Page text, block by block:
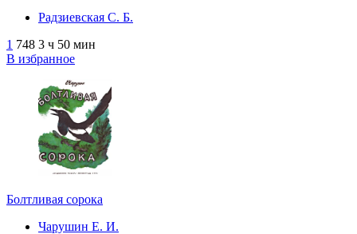
Радзиевская С. Б.
1 748 3 ч 50 мин
В избранное
Болтливая сорока
Чарушин Е. И.